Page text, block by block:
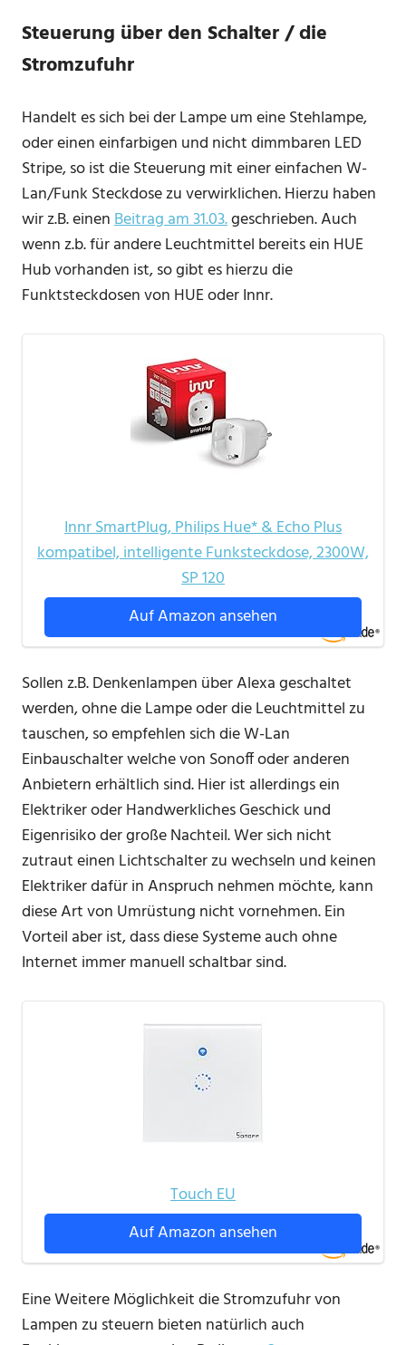
Steuerung über den Schalter / die
Stromzufuhr
Handelt es sich bei der Lampe um eine Stehlampe,
oder einen einfarbigen und nicht dimmbaren LED
Stripe, so ist die Steuerung mit einer einfachen W-
Lan/Funk Steckdose zu verwirklichen. Hierzu haben
wir z.B. einenBeitrag am 31.03.geschrieben. Auch
wenn z.b. für andere Leuchtmittel bereits ein HUE
Hub vorhanden ist, so gibt es hierzu die
Funktsteckdosen von HUE oder Innr.
Innr SmartPlug, Philips Hue* & Echo Plus
kompatibel, intelligente Funksteckdose, 2300W,
SP 120
Auf Amazon ansehen
Sollen z.B. Denkenlampen über Alexa geschaltet
werden, ohne die Lampe oder die Leuchtmittel zu
tauschen, so empfehlen sich die W-Lan
Einbauschalter welche von Sonoff oder anderen
Anbietern erhältlich sind. Hier ist allerdings ein
Elektriker oder Handwerkliches Geschick und
Eigenrisiko der große Nachteil. Wer sich nicht
zutraut einen Lichtschalter zu wechseln und keinen
Elektriker dafür in Anspruch nehmen möchte, kann
diese Art von Umrüstung nicht vornehmen. Ein
Vorteil aber ist, dass diese Systeme auch ohne
Internet immer manuell schaltbar sind.
Touch EU
Auf Amazon ansehen
Eine Weitere Möglichkeit die Stromzufuhr von
Lampen zu steuern bieten natürlich auch